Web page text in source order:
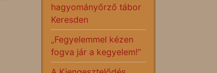
hagyományőrző tábor
Keresden
„Fegyelemmel kézen
fogva jár a kegyelem!”